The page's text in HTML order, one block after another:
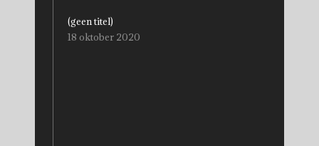
(geen titel)
18 oktober 2020